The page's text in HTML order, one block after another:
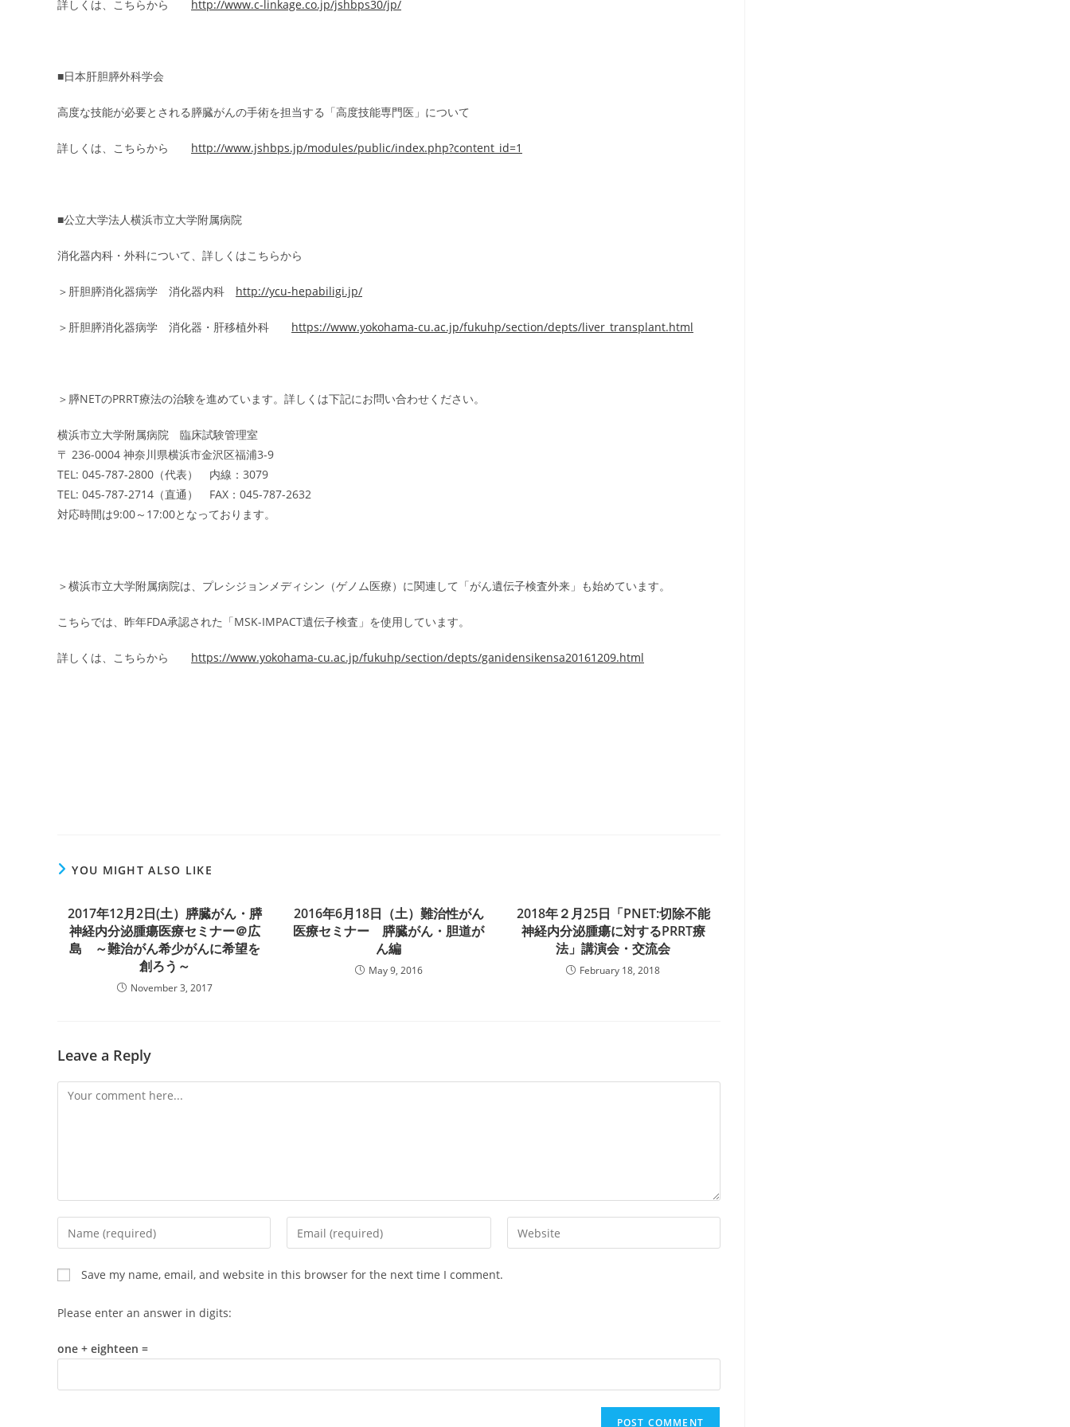
詳しくは、こちらから http://www.c-linkage.co.jp/jshbps30/jp/
■日本肝胆膵外科学会
高度な技能が必要とされる膵臓がんの手術を担当する「高度技能専門医」について
詳しくは、こちらから http://www.jshbps.jp/modules/public/index.php?content_id=1
■公立大学法人横浜市立大学附属病院
消化器内科・外科について、詳しくはこちらから
＞肝胆膵消化器病学 消化器内科 http://ycu-hepabiligi.jp/
＞肝胆膵消化器病学 消化器・肝移植外科 https://www.yokohama-cu.ac.jp/fukuhp/section/depts/liver_transplant.html
＞膵NETのPRRT療法の治験を進めています。詳しくは下記にお問い合わせください。
横浜市立大学附属病院 臨床試験管理室
〒 236-0004 神奈川県横浜市金沢区福浦3-9
TEL: 045-787-2800（代表） 内線：3079
TEL: 045-787-2714（直通） FAX：045-787-2632
対応時間は9:00～17:00となっております。
＞横浜市立大学附属病院は、プレシジョンメディシン（ゲノム医療）に関連して「がん遺伝子検査外来」も始めています。
こちらでは、昨年FDA承認された「MSK-IMPACT遺伝子検査」を使用しています。
詳しくは、こちらから https://www.yokohama-cu.ac.jp/fukuhp/section/depts/ganidensikensa20161209.html
YOU MIGHT ALSO LIKE
2017年12月2日(土）膵臓がん・膵
神経内分泌腫瘍医療セミナー＠広
島 ～難治がん希少がんに希望を
創ろう～
November 3, 2017
2016年6月18日（土）難治性がん
医療セミナー 膵臓がん・胆道が
ん編
May 9, 2016
2018年２月25日「PNET:切除不能
神経内分泌腫瘍に対するPRRT療
法」講演会・交流会
February 18, 2018
Leave a Reply
Comment
Enter
your
name
or
username
comment
Enter
your
Enter
your
Save my name, email, and website in this browser for the next time I comment.
Please enter an answer in digits:
one + eighteen =